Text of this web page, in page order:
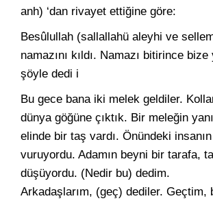
anh) ‘dan rivayet ettiğine göre:
Besûlullah (sallallahü aleyhi ve
namazını kıldı. Namazı bitirince
şöyle dedi i
Bu gece bana iki melek geldiler.
dünya gö­ğüne çıktık. Bir meleğin
elinde bir taş vardı. Önün­deki insanın
vuruyordu. Adamın beyni bir tarafa,
düşüyordu. (Nedir bu) dedim.
Arkadaşlarım, (geç) dediler. Geç­tim,